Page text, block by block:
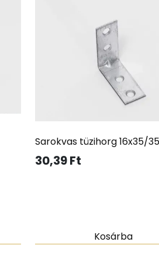
Sarokvas tüzihorg 16x35/35
30,39Ft
Kosárba